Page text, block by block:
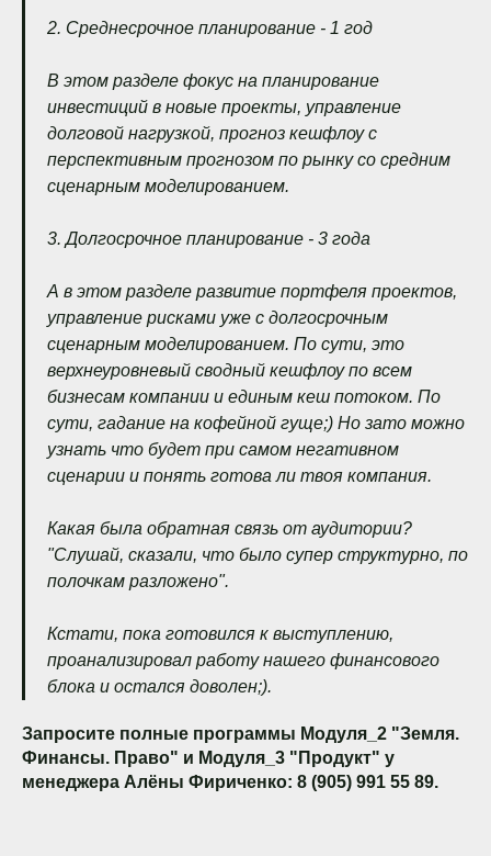
2. Среднесрочное планирование - 1 год
В этом разделе фокус на планирование
инвестиций в новые проекты, управление
долговой нагрузкой, прогноз кешфлоу с
перспективным прогнозом по рынку со средним
сценарным моделированием.
3. Долгосрочное планирование - 3 года
А в этом разделе развитие портфеля проектов,
управление рисками уже с долгосрочным
сценарным моделированием. По сути, это
верхнеуровневый сводный кешфлоу по всем
бизнесам компании и единым кеш потоком. По
сути, гадание на кофейной гуще;) Но зато можно
узнать что будет при самом негативном
сценарии и понять готова ли твоя компания.
Какая была обратная связь от аудитории?
"Слушай, сказали, что было супер структурно, по
полочкам разложено".
Кстати, пока готовился к выступлению,
проанализировал работу нашего финансового
блока и остался доволен;).
Запросите полные программы Модуля_2 "Земля.
Финансы. Право" и Модуля_3 "Продукт" у
менеджера Алёны Фириченко: 8 (905) 991 55 89.